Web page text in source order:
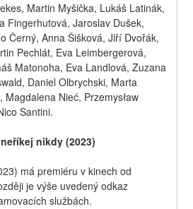
Martin Myšička, Lukáš Latinák,
Fingerhutová, Jaroslav Dušek,
Černý, Anna Šišková, Jiří Dvořák,
Pechlát, Eva Leimbergerová,
Matonoha, Eva Landlová, Zuzana
Daniel Olbrychski, Marta
Magdalena Nieć, Przemysław
Santini.
nikdy (2023)
má premiéru v kinech od
je výše uvedený odkaz
službách.